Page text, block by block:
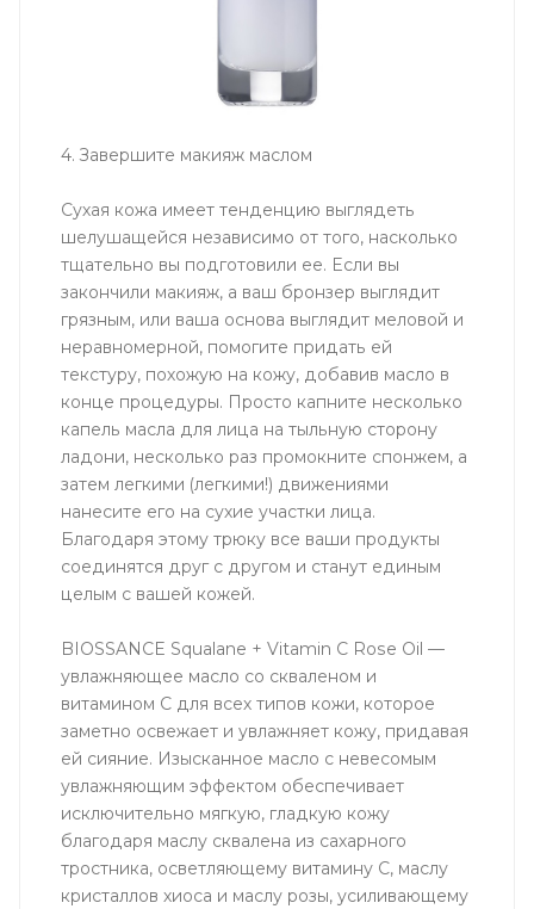
4. Завершите макияж маслом
Сухая кожа имеет тенденцию выглядеть
шелушащейся независимо от того, насколько
тщательно вы подготовили ее. Если вы
закончили макияж, а ваш бронзер выглядит
грязным, или ваша основа выглядит меловой и
неравномерной, помогите придать ей
текстуру, похожую на кожу, добавив масло в
конце процедуры. Просто капните несколько
капель масла для лица на тыльную сторону
ладони, несколько раз промокните спонжем, а
затем легкими (легкими!) движениями
нанесите его на сухие участки лица.
Благодаря этому трюку все ваши продукты
соединятся друг с другом и станут единым
целым с вашей кожей.
BIOSSANCE Squalane + Vitamin C Rose Oil —
увлажняющее масло со скваленом и
витамином С для всех типов кожи, которое
заметно освежает и увлажняет кожу, придавая
ей сияние. Изысканное масло с невесомым
увлажняющим эффектом обеспечивает
исключительно мягкую, гладкую кожу
благодаря маслу сквалена из сахарного
тростника, осветляющему витамину С, маслу
кристаллов хиоса и маслу розы, усиливающему